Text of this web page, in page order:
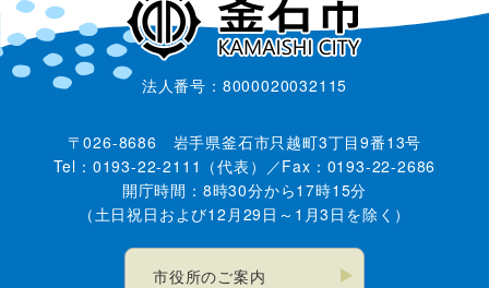
法人番号：8000020032115
〒026-8686 岩手県釜石市只越町3丁目9番13号
Tel：0193-22-2111（代表）／Fax：0193-22-2686
開庁時間：8時30分から17時15分
（土日祝日および12月29日～1月3日を除く）
市役所のご案内